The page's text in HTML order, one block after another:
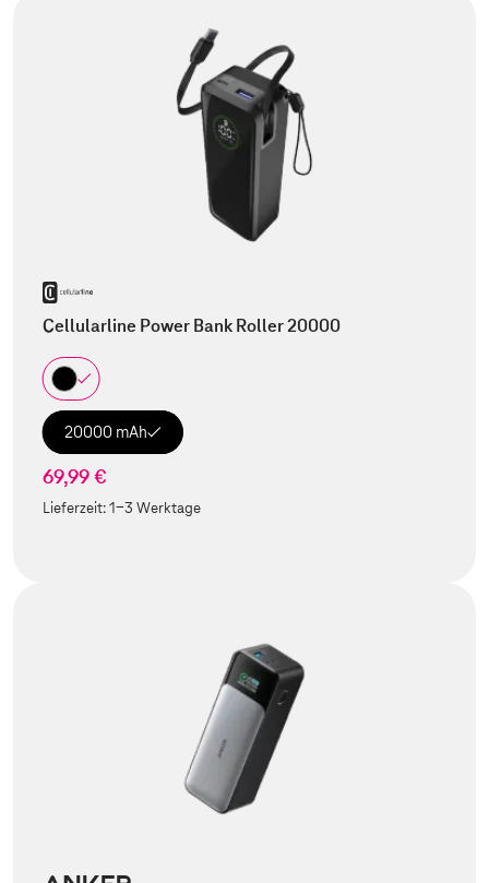
Cellularline Power Bank Roller 20000
20000 mAh
69,99 €
Lieferzeit:1-3 Werktage